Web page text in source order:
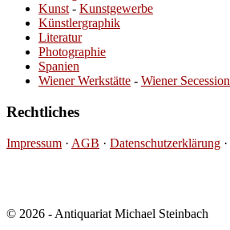
Kunst - Kunstgewerbe
Künstlergraphik
Literatur
Photographie
Spanien
Wiener Werkstätte - Wiener Secession
Rechtliches
Impressum · AGB · Datenschutzerklärung ·
© 2026 - Antiquariat Michael Steinbach